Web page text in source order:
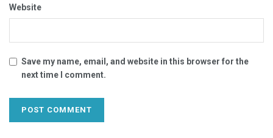
Website
Save my name, email, and website in this browser for the
next time I comment.